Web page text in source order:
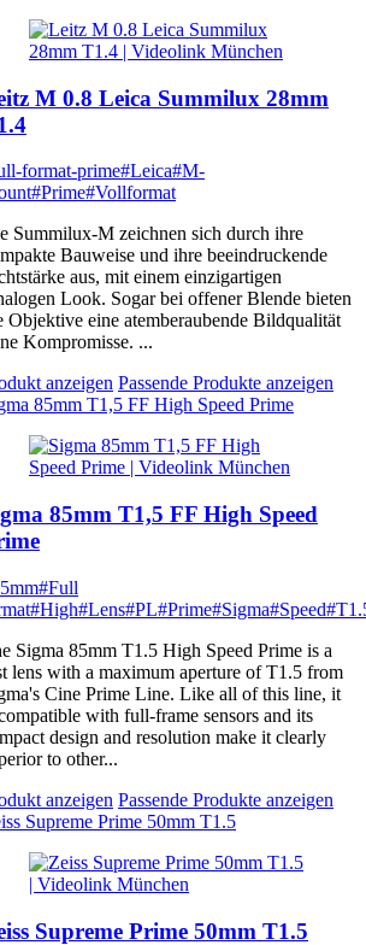
M 0.8 Leica Summilux 28mm
format-prime#Leica#M-
#Prime#Vollformat
Summilux-M zeichnen sich durch ihre
Bauweise und ihre beeindruckende
aus, mit einem einzigartigen
Look. Sogar bei offener Blende bieten
Objektive eine atemberaubende Bildqualität
Kompromisse. ...
anzeigen Passende Produkte anzeigen
85mm T1,5 FF High Speed Prime
85mm T1,5 FF High Speed
#Full
#High#Lens#PL#Prime#Sigma#Speed
Sigma 85mm T1.5 High Speed Prime is a
lens with a maximum aperture of T1.5 from
Cine Prime Line. Like all of this line, it
with full-frame sensors and its
design and resolution make it clearly
to other...
anzeigen Passende Produkte anzeigen
Supreme Prime 50mm T1.5
Supreme Prime 50mm T1.5